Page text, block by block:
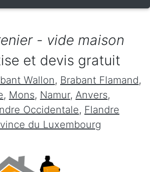
- vide maison
et devis gratuit
Wallon, Brabant Flamand,
, Mons, Namur, Anvers,
Occidentale, Flandre
du Luxembourg